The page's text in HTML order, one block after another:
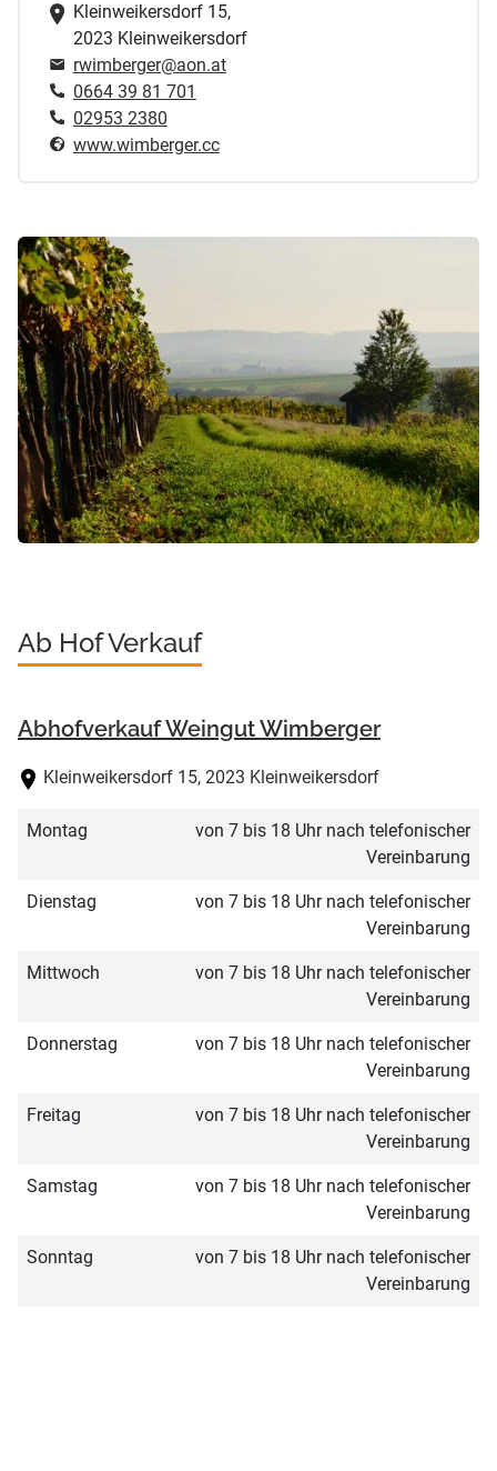
Kleinweikersdorf 15,
2023 Kleinweikersdorf
rwimberger@aon.at
0664 39 81 701
02953 2380
www.wimberger.cc
Ab Hof Verkauf
Abhofverkauf Weingut Wimberger
Kleinweikersdorf 15, 2023 Kleinweikersdorf
Montag
von 7 bis 18 Uhr nach telefonischer
Vereinbarung
Dienstag
von 7 bis 18 Uhr nach telefonischer
Vereinbarung
Mittwoch
von 7 bis 18 Uhr nach telefonischer
Vereinbarung
Donnerstag
von 7 bis 18 Uhr nach telefonischer
Vereinbarung
Freitag
von 7 bis 18 Uhr nach telefonischer
Vereinbarung
Samstag
von 7 bis 18 Uhr nach telefonischer
Vereinbarung
Sonntag
von 7 bis 18 Uhr nach telefonischer
Vereinbarung